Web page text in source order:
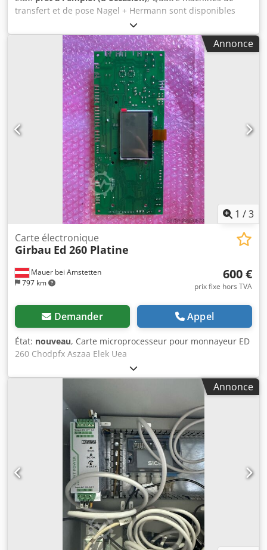
transfert et de pose Nagel + Hermann sont disponibles
pour les motifs de transfert (strass, thermocollants ou
similaires). Capacité de production : 3 000 éléments/heure,
taille maximale des éléments : 2 mm à 8 mm, format des
strass : SS10-20, dimensions de la machine (X/Y/Z) :
environ 850 mm/600 mm/1 000 mm, poids : environ 65 kg.
Comprend diverses pièces de rechange et des outils.
Documentation disponible. Une visite sur place est
possible. Csdpfx Akszdumdj Usha
Annonce
1 /3
Mauer bei Amstetten
797 km
Carte électronique
Girbau Ed 260 Platine
600 €
prix fixe hors TVA
Demander Appel
État: nouveau, Carte microprocesseur pour monnayeur ED
260 Chodpfx Aszaa Elek Uea
Annonce